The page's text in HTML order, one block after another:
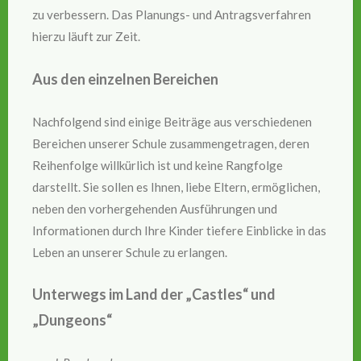
zu verbessern. Das Planungs- und Antragsverfahren
hierzu läuft zur Zeit.
Aus den einzelnen Bereichen
Nachfolgend sind einige Beiträge aus verschiedenen
Bereichen unserer Schule zusammengetragen, deren
Reihenfolge willkürlich ist und keine Rangfolge
darstellt. Sie sollen es Ihnen, liebe Eltern, ermöglichen,
neben den vorhergehenden Ausführungen und
Informationen durch Ihre Kinder tiefere Einblicke in das
Leben an unserer Schule zu erlangen.
Unterwegs im Land der „Castles“ und
„Dungeons“